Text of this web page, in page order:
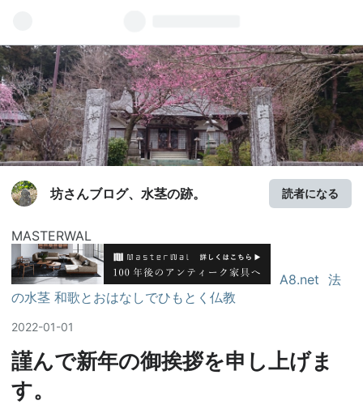
坊さんブログ、水茎の跡。 読者になる
MASTERWAL
A8.net 法
の水茎 和歌とおはなしでひもとく仏教
2022-01-01
謹んで新年の御挨拶を申し上げま
す。